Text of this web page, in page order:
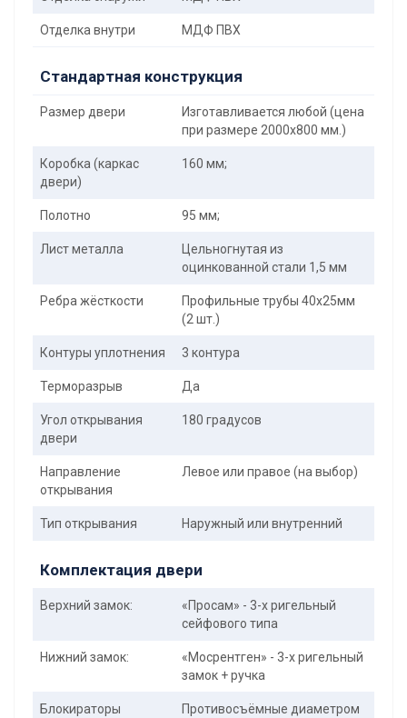
Отделка внутри МДФ ПВХ
Стандартная конструкция
Размер двери
Изготавливается любой (цена
при размере 2000x800 мм.)
Коробка (каркас
двери)
160 мм;
Полотно 95 мм;
Лист металла
Цельногнутая из
оцинкованной стали 1,5 мм
Ребра жёсткости
Профильные трубы 40х25мм
(2 шт.)
Контуры уплотнения 3 контура
Терморазрыв Да
Угол открывания
двери
180 градусов
Направление
открывания
Левое или правое (на выбор)
Тип открывания Наружный или внутренний
Комплектация двери
Верхний замок:
«Просам» - 3-х ригельный
сейфового типа
Нижний замок:
«Мосрентген» - 3-х ригельный
замок + ручка
Блокираторы
Противосъёмные диаметром